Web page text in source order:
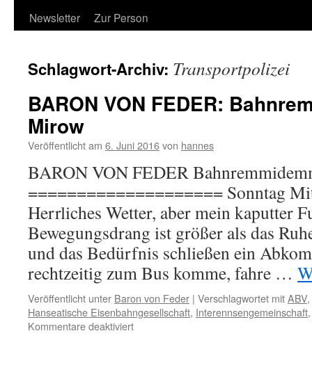
Newsletter
Zur Person
Schlagwort-Archiv: Transportpolizei
BARON VON FEDER:
Mirow
Veröffentlicht am 6. Juni 2016von hannes
BARON VON FEDER
==================== Sonntag
Herrliches Wetter, aber mein kaputter
Bewegungsdrang ist größer als das
und das Bedürfnis schließen ein
rechtzeitig zum Bus komme, fahre …
Veröffentlicht unter Baron von Feder | Verschlagwortet mitABV,
Hanseatische Eisenbahngesellschaft, Interennsengemeinschaft
Kommentare deaktiviertfür